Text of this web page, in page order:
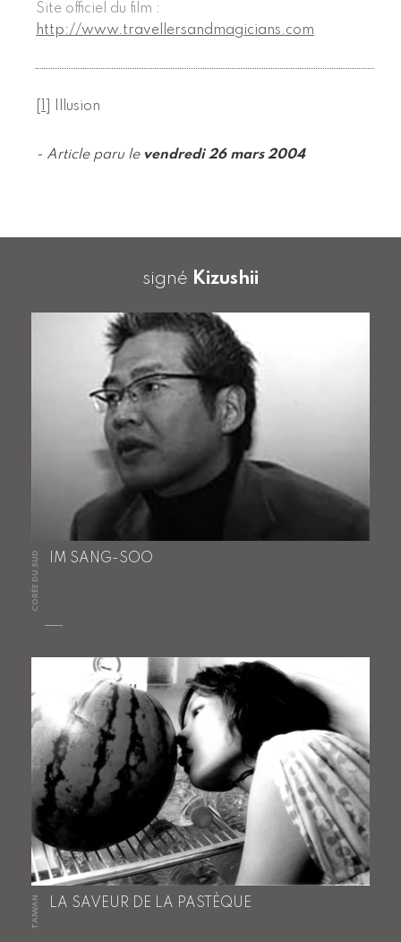
Site officiel du film :
http://www.travellersandmagicians.com
Illusion
- Article paru le vendredi 26 mars 2004
signé Kizushii
CORÉE DU SUD IM SANG-SOO
TAIWAN LA SAVEUR DE LA PASTÈQUE